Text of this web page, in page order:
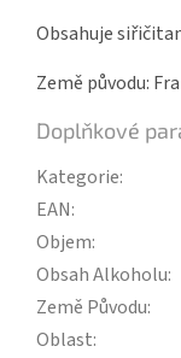
Obsahuje
Země původu:
Doplňkové
Kategorie:
EAN:
Objem:
Obsah Alkoholu:
Země Původu:
Oblast: